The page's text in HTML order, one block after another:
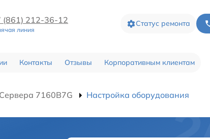
(861) 212-36-12
линия
Статус ремонта
Контакты Отзывы Корпоративным клиентам
7160B7G Настройка оборудования